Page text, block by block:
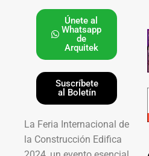
Únete al
Whatsapp
de
Arquitek
Suscríbete
al Boletín
La Feria Internacional de
la Construcción Edifica